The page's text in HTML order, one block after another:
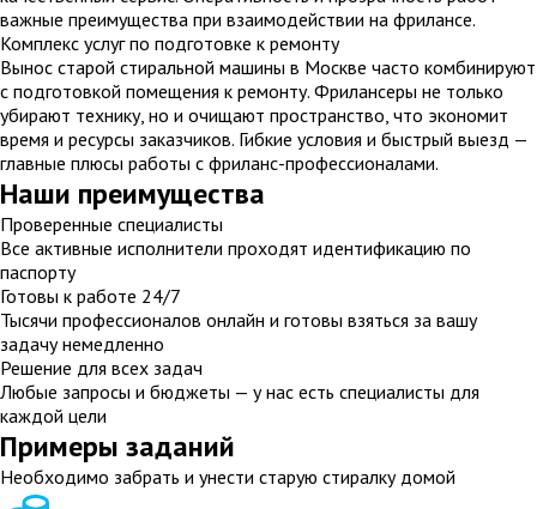
важные преимущества при взаимодействии на фрилансе.
Комплекс услуг по подготовке к ремонту
Вынос старой стиральной машины в Москве часто комбинируют
с подготовкой помещения к ремонту. Фрилансеры не только
убирают технику, но и очищают пространство, что экономит
время и ресурсы заказчиков. Гибкие условия и быстрый выезд —
главные плюсы работы с фриланс-профессионалами.
Наши преимущества
Проверенные специалисты
Все активные исполнители проходят идентификацию по
паспорту
Готовы к работе 24/7
Тысячи профессионалов онлайн и готовы взяться за вашу
задачу немедленно
Решение для всех задач
Любые запросы и бюджеты — у нас есть специалисты для
каждой цели
Примеры заданий
Необходимо забрать и унести старую стиралку домой